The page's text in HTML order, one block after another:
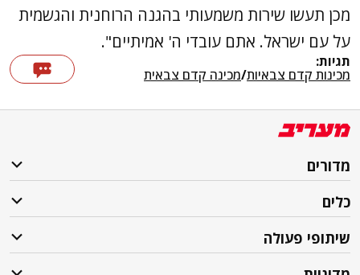
מכן תעשו שירות משמעותי בהגנה הרוחנית והגשמית
על עם ישראל. אתם עובדי ה' אמיתיים".
תגיות:
מכינות קדם צבאיות/מכינה קדם צבאית
מדורים
כלים
שיתופי פעולה